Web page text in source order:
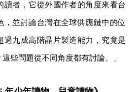
讀者，它從外國作者的角度來看台
，並討論台灣在全球供應鏈中的位
過九成高階晶片製造能力，究竟是
些問題從不同角度都有討論。」